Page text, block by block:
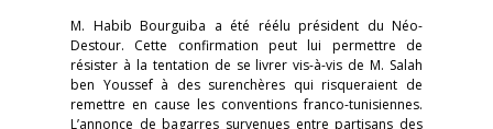
M. Habib Bourguiba a été réélu président du Néo-
Destour. Cette confirmation peut lui permettre de
résister à la tentation de se livrer vis-à-vis de M. Salah
ben Youssef à des surenchères qui risqueraient de
remettre en cause les conventions franco-tunisiennes.
L’annonce de bagarres survenues entre partisans des